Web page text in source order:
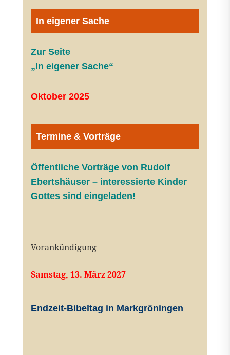
In eigener Sache
Zur Seite
„In eigener Sache“
Oktober 2025
Termine & Vorträge
Öffentliche Vorträge von Rudolf
Ebertshäuser – interessierte Kinder
Gottes sind eingeladen!
Vorankündigung
Samstag, 13. März 2027
Endzeit-Bibeltag in Markgröningen